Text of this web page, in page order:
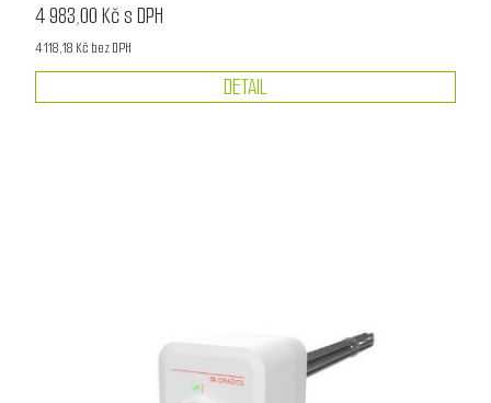
4 983,00 Kč s DPH
4 118,18 Kč bez DPH
DETAIL